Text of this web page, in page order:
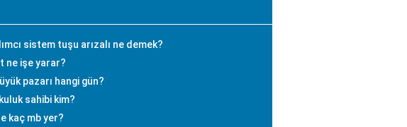
sistem tuşu arızalı ne demek?
ne işe yarar?
pazarı hangi gün?
sahibi kim?
kaç mb yer?